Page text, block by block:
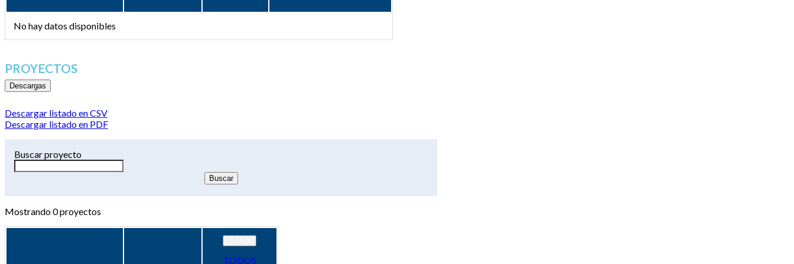
No hay datos disponibles
PROYECTOS
Descargas
Descargar listado en CSV
Descargar listado en PDF
Buscar proyecto
Mostrando0proyectos
TODOS